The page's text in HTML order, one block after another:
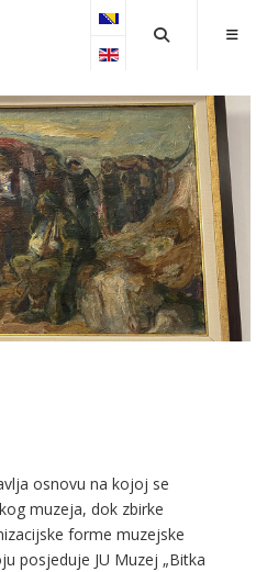
Select your language
osnovu na kojoj se
muzeja, dok zbirke
forme muzejske
posjeduje JU Muzej „Bitka